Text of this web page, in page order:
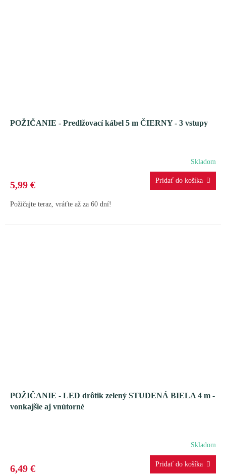
POŽIČANIE - Predlžovací kábel 5 m ČIERNY - 3 vstupy
Skladom
5,99 €
Požičajte teraz, vráťte až za 60 dní!
POŽIČANIE - LED drôtik zelený STUDENÁ BIELA ​​4 m -
vonkajšie aj vnútorné
Skladom
6,49 €